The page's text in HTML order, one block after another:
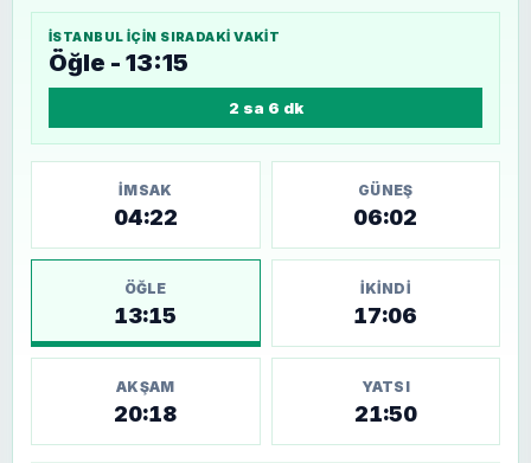
İSTANBUL IÇIN SIRADAKI VAKIT
Öğle - 13:15
2 sa 6 dk
İMSAK
04:22
GÜNEŞ
06:02
ÖĞLE
13:15
İKINDI
17:06
AKŞAM
20:18
YATSI
21:50